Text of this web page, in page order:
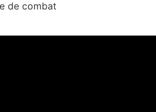
de combat